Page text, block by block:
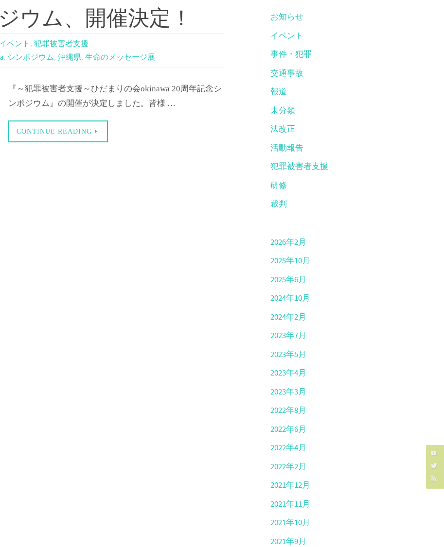
ウム、開催決定！
イベント ,犯罪被害者支援
, シンポジウム, 沖縄県, 生命のメッセージ展
『～犯罪被害者支援～ひだまりの会okinawa 20周年記念シ
ンポジウム』の開催が決定しました。皆様 …
CONTINUE READING
お知らせ
イベント
事件・犯罪
交通事故
報道
未分類
法改正
活動報告
犯罪被害者支援
研修
裁判
2026年2月
2025年10月
2025年6月
2024年10月
2024年2月
2023年7月
2023年5月
2023年4月
2023年3月
2022年8月
2022年6月
2022年4月
2022年2月
2021年12月
2021年11月
2021年10月
2021年9月